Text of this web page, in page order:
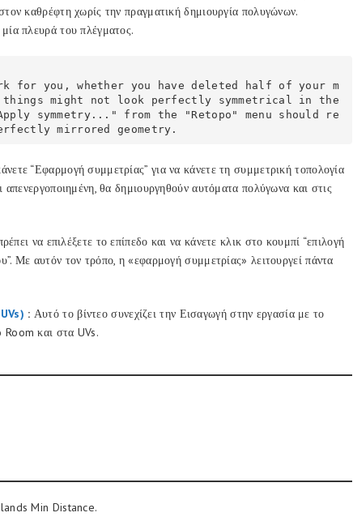
καθρέφτη χωρίς την πραγματική δημιουργία πολυγώνων.
πλευρά του πλέγματος.
for you, whether you have deleted half of your m
things might not look perfectly symmetrical in the
symmetry..." from the "Retopo" menu should re
mirrored geometry.
“Εφαρμογή συμμετρίας” για να κάνετε τη συμμετρική τοπολογία
απενεργοποιημένη, θα δημιουργηθούν αυτόματα πολύγωνα και στις
να επιλέξετε το επίπεδο και να κάνετε κλικ στο κουμπί “επιλογή
Με αυτόν τον τρόπο, η «εφαρμογή συμμετρίας» λειτουργεί πάντα
: Αυτό το βίντεο συνεχίζει την Εισαγωγή στην εργασία με το
και στα UVs.
Min Distance.